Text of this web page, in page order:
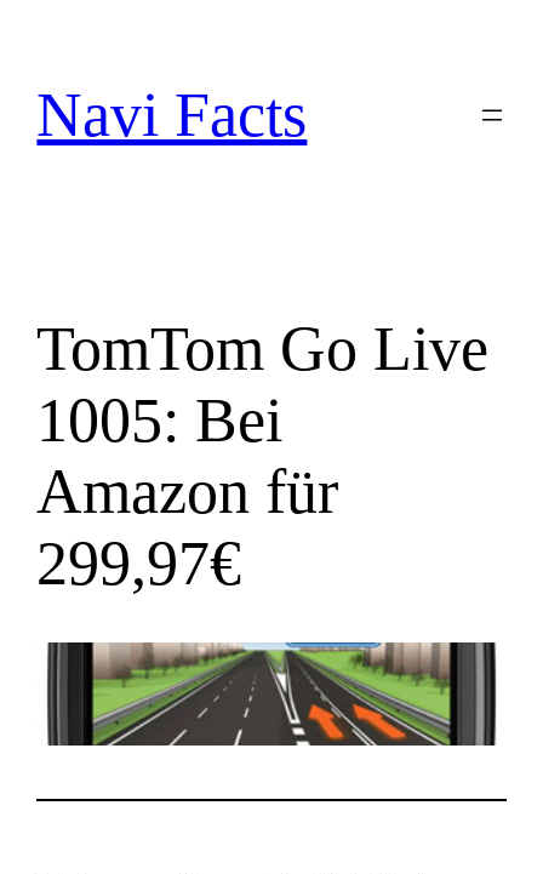
springen
Navi Facts
TomTom Go Live
1005: Bei
Amazon für
299,97€